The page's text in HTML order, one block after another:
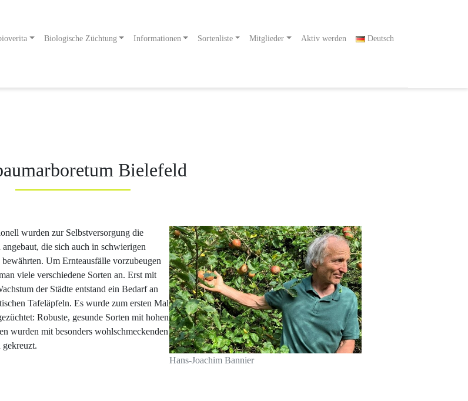
Biologische Züchtung Informationen Sortenliste Mitglieder Aktiv werden Deutsch
Bielefeld
wurden zur Selbstversorgung die
angebaut, die sich auch in schwierigen
bewährten. Um Ernteausfälle vorzubeugen
viele verschiedene Sorten an. Erst mit
der Städte entstand ein Bedarf an
Tafeläpfeln. Es wurde zum ersten Mal
Robuste, gesunde Sorten mit hohen
wurden mit besonders wohlschmeckenden
gekreuzt.
Hans-Joachim Bannier